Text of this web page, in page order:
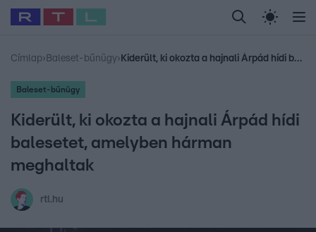
Legfrissebb RTL Híradó Randi Celeb vagyok,
Babits Marcella Most Wanted Gallusz
Címlap› Baleset-bűnügy› Kiderült, ki okozta a hajnali Árpád hídi balesetet, amelyben hárman meghaltak
Baleset-bűnügy
Kiderült, ki okozta a hajnali Árpád hídi
balesetet, amelyben hárman
meghaltak
rtl.hu